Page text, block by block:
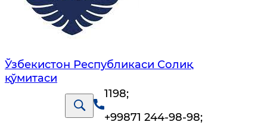
Ўзбекистон Республикаси Солиқ
қўмитаси
1198;
+99871 244-98-98;